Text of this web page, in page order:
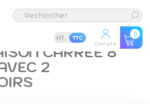
HT TTC
Compte
0
CARRÉE 8
2